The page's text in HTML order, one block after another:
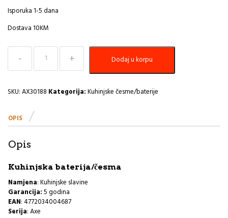
Isporuka 1-5 dana
Dostava 10KM
Kuhinjska
baterija
bež
AX30188
količina
Dodaj u korpu
SKU:AX30188 Kategorija:Kuhinjske česme/baterije
OPIS
Opis
Kuhinjska baterija/česma
Namjena: Kuhinjske slavine
Garancija:5 godina
EAN: 4772034004687
Serija: Axe